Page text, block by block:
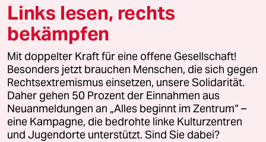
Das ist ein weit verbreiteter Irrtum.
Auch wenn es keine Staatreligion
gibt. Die einzelnen Gruppen waren
selten tolerant. Men denke nur an die
"frommen Pilgerväter", die zur
Ursprungslegende der USA gehören.
Tatsächlich waren das intolerante
Fanatiker, die einen Platz suchten, an
dem sie ihre strengen Regeln
ausleben konnten. Die Gemeinschaft
Links lesen, rechts
bekämpfen
Mit doppelter Kraft für eine offene Gesellschaft!
Besonders jetzt brauchen Menschen, die sich gegen
Rechtsextremismus einsetzen, unsere Solidarität.
Daher gehen 50 Prozent der Einnahmen aus
Neuanmeldungen an „Alles beginnt im Zentrum“ –
eine Kampagne, die bedrohte linke Kulturzentren
und Jugendorte unterstützt. Sind Sie dabei?